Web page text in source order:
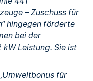
– Zuschuss für
hingegen förderte
bei der
Leistung. Sie ist
für